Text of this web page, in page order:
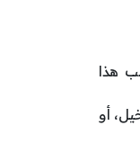
هذا
أو